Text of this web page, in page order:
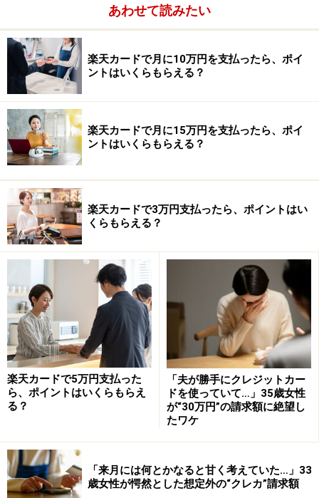
生き残るために３社合併を選択！
三井住友フィナンシャルグループは急激に所帯を増やし
ました。昨年４月にはセントラルファイナンスを三菱Ｕ
ＦＪフィナンシャルグループから迎え入れたのをはじ
め、同７月にはオーエムシーも傘下に加えました。これ
らの２社とクオーク、三井住友カードの関係を調整する
ために、昨年９月から戦略検討会議がスタートしまし
た。最初は、セントラルファイナンスとクオークの合併
に関する話し合いがテーマでしたが、そのうちに、業法
改正で環境が悪化するなかで生き残り策を話し合う会と
なりました。「成長の見込めるクレジットカード事業。
クオークとの２社体制ではなく、オーエムシーが入って
３社でまとまる方がスケールメリットを受けられる」と
の結論に達したとセントラルファイナンスの土川立夫代
表取締役社長は言います。貸金業法改正などの環境悪化
が３社を結びつける結果になったというわけです。
あわせて読みたい
楽天カードで月に10万円を支払ったら、ポイ
ントはいくらもらえる？
楽天カードで月に15万円を支払ったら、ポイ
ントはいくらもらえる？
楽天カードで3万円支払ったら、ポイントはい
くらもらえる？
楽天カードで5万円支払った
ら、ポイントはいくらもらえ
る？
「夫が勝手にクレジットカー
ドを使っていて…」35歳女性
が“30万円”の請求額に絶望し
たワケ
「来月には何とかなると甘く考えていた…」33
歳女性が愕然とした想定外の“クレカ”請求額